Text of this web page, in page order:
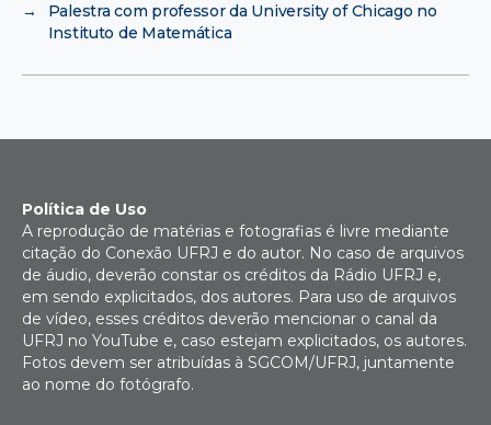
→
Palestra com professor da University of Chicago no
Instituto de Matemática
Política de Uso
A reprodução de matérias e fotografias é livre mediante
citação do Conexão UFRJ e do autor. No caso de arquivos
de áudio, deverão constar os créditos da Rádio UFRJ e,
em sendo explicitados, dos autores. Para uso de arquivos
de vídeo, esses créditos deverão mencionar o canal da
UFRJ no YouTube e, caso estejam explicitados, os autores.
Fotos devem ser atribuídas à SGCOM/UFRJ, juntamente
ao nome do fotógrafo.